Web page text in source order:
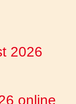
2026
online